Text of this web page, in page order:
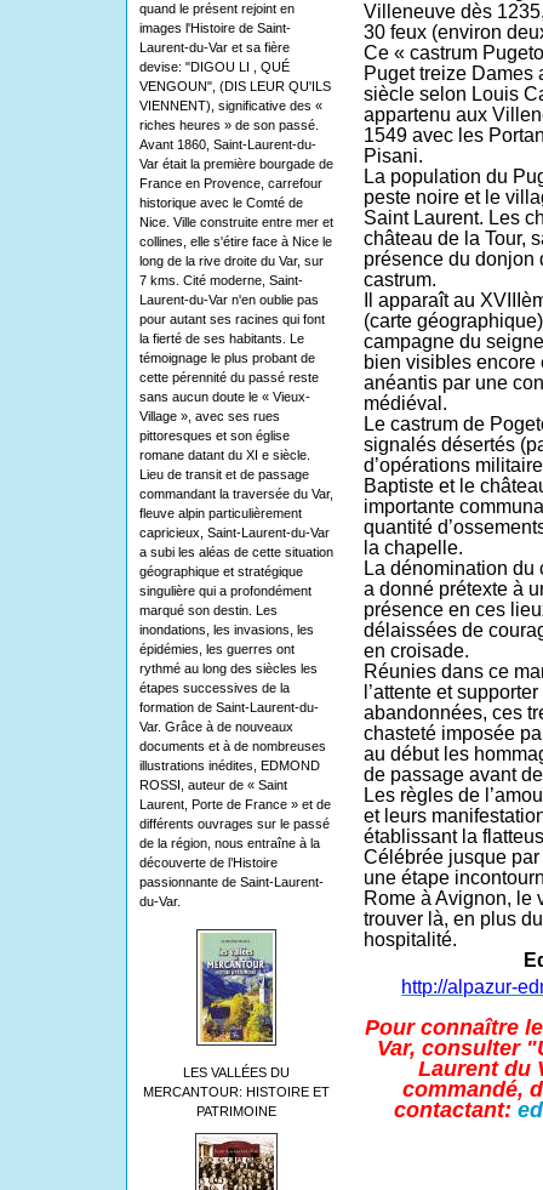
quand le présent rejoint en
images l'Histoire de Saint-
Laurent-du-Var et sa fière
devise: "DIGOU LI , QUÉ
VENGOUN", (DIS LEUR QU'ILS
VIENNENT), significative des «
riches heures » de son passé.
Avant 1860, Saint-Laurent-du-
Var était la première bourgade de
France en Provence, carrefour
historique avec le Comté de
Nice. Ville construite entre mer et
collines, elle s'étire face à Nice le
long de la rive droite du Var, sur
7 kms. Cité moderne, Saint-
Laurent-du-Var n'en oublie pas
pour autant ses racines qui font
la fierté de ses habitants. Le
témoignage le plus probant de
cette pérennité du passé reste
sans aucun doute le « Vieux-
Village », avec ses rues
pittoresques et son église
romane datant du XI e siècle.
Lieu de transit et de passage
commandant la traversée du Var,
fleuve alpin particulièrement
capricieux, Saint-Laurent-du-Var
a subi les aléas de cette situation
géographique et stratégique
singulière qui a profondément
marqué son destin. Les
inondations, les invasions, les
épidémies, les guerres ont
rythmé au long des siècles les
étapes successives de la
formation de Saint-Laurent-du-
Var. Grâce à de nouveaux
documents et à de nombreuses
illustrations inédites, EDMOND
ROSSI, auteur de « Saint
Laurent, Porte de France » et de
différents ouvrages sur le passé
de la région, nous entraîne à la
découverte de l’Histoire
passionnante de Saint-Laurent-
du-Var.
LES VALLÉES DU
MERCANTOUR: HISTOIRE ET
PATRIMOINE
Villeneuve dès
30 feux (environ
Ce « castrum
Puget treize Dames
siècle selon Louis
appartenu aux
1549 avec les
Pisani.
La population du
peste noire et le
Saint Laurent. Les
château de la Tour,
présence du donjon
castrum.
Il apparaît au
(carte
campagne du
bien visibles encore
anéantis par une
médiéval.
Le castrum de
signalés désertés
d’opérations
Baptiste et le
importante
quantité
la chapelle.
La dénomination du
a donné prétexte à
présence en ces
délaissées de
en croisade.
Réunies dans ce
l’attente et
abandonnées, ces
chasteté imposée
au début les
de passage avant
Les règles de
et leurs
établissant la
Célébrée jusque
une étape
Rome à Avignon, le
trouver là, en plus
hospitalité.
http://alpazur-
Pour connaître
Var, consulter
Laurent du
commandé,
contactant: